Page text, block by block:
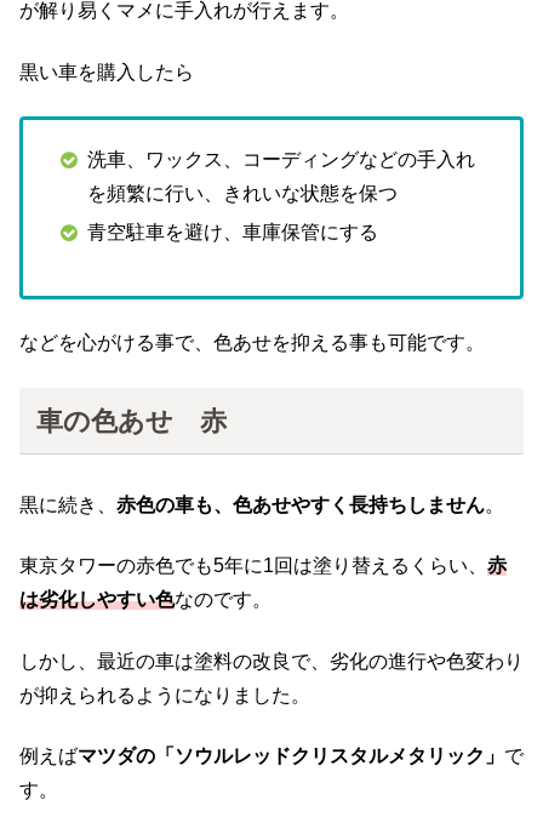
が解り易くマメに手入れが行えます。
黒い車を購入したら
洗車、ワックス、コーディングなどの手入れ
を頻繁に行い、きれいな状態を保つ
青空駐車を避け、車庫保管にする
などを心がける事で、色あせを抑える事も可能です。
車の色あせ 赤
黒に続き、 赤色の車も、色あせやすく長持ちしません。
東京タワーの赤色でも5年に1回は塗り替えるくらい、 赤
は劣化しやすい色なのです。
しかし、最近の車は塗料の改良で、劣化の進行や色変わり
が抑えられるようになりました。
例えばマツダの「ソウルレッドクリスタルメタリック」 で
す。